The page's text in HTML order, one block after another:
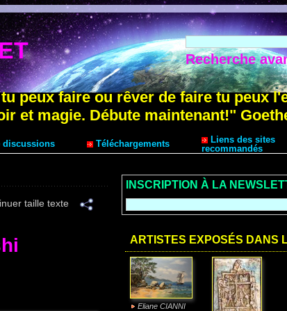
Recherche
peux faire ou rêver de faire tu peux
et magie. Débute maintenant!"
discussions Téléchargements
Liens des sites
recommandés
taille texte
INSCRIPTION À LA
ARTISTES EXPOSÉS DANS
Eliane CIANNI